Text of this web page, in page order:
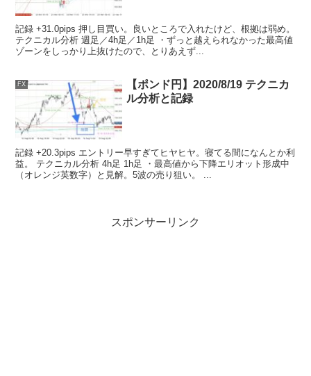
記録 +31.0pips 押し目買い。良いところで入れたけど、根拠は弱め。
テクニカル分析 週足／4h足／1h足 ・ずっと越えられなかった最高値
ゾーンをしっかり上抜けたので、とりあえず...
FX
【ポンド円】2020/8/19 テクニカ
ル分析と記録
記録 +20.3pips エントリー早すぎてヒヤヒヤ。寝てる間になんとか利
益。 テクニカル分析 4h足 1h足 ・最高値から下降エリオット形成中
（オレンジ英数字）と見解。5波の売り狙い。 ...
スポンサーリンク